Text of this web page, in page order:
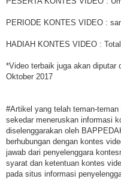
PERIODE KONTES VIDEO :
HADIAH KONTES VIDEO :
*Video terbaik juga akan diputar
Oktober 2017
#Artikel yang telah teman-
sekedar meneruskan informasi
diselenggarakan oleh
berhubungan dengan kontes
jawab dari penyelenggara
syarat dan ketentuan kontes
pada situs informasi